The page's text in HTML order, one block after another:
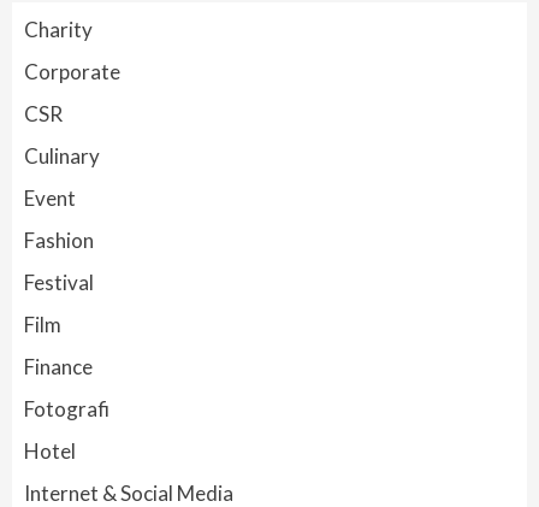
Charity
Corporate
CSR
Culinary
Event
Fashion
Festival
Film
Finance
Fotografi
Hotel
Internet & Social Media